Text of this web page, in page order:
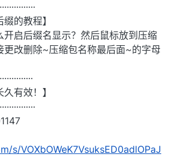
的教程】
开启后缀名显示？然后鼠标放到压缩
更改删除~压缩包名称最后面~的字母
有效！】
s/VOXbOWeK7VsuksED0adlOPaJ